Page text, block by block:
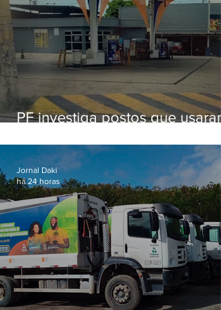
PF investiga postos que usaram
secretário morto em 2020
Jornal Daki
há 24 horas